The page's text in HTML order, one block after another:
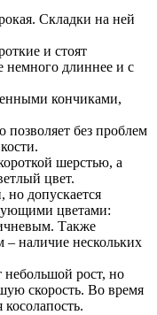
Складки на ней
и стоят
немного длиннее и с
кончиками,
без проблем
шерстью, а
цвет.
допускается
цветами:
Также
– наличие нескольких
рост, но
скорость. Во время